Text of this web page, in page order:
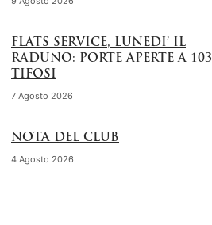
FLATS SERVICE, LUNEDI’ IL
RADUNO: PORTE APERTE A 103
TIFOSI
7 Agosto 2026
NOTA DEL CLUB
4 Agosto 2026